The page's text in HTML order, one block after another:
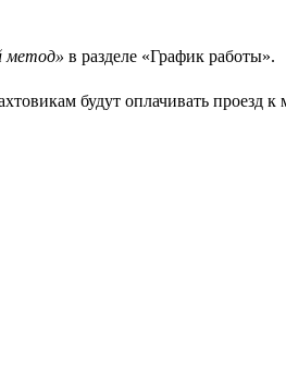
метод» в разделе «График работы».